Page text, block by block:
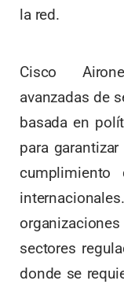
la red.
Cisco
avanzadas de
basada en
para
sectores
donde se